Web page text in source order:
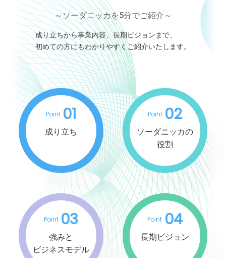
～ソーダニッカを5分でご紹介～
成り立ちから事業内容、長期ビジョンまで、
初めての方にもわかりやすくご紹介いたします。
Point 01
成り立ち
Point 02
ソーダニッカの
役割
Point 03
強みと
ビジネスモデル
Point 04
長期ビジョン